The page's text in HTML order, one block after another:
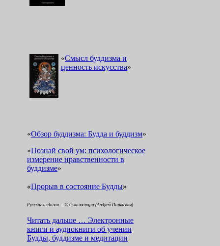
«Смысл буддизма и
ценность искусства»
«Обзор буддизма: Будда и буддизм»
«Познай свой ум: психологическое
измерение нравственности в
буддизме»
«Прорыв в состояние Будды»
Русские издания — © Суваннавира (Андрей Пашкевич)
Читать дальше … Электронные
книги и аудиокниги об учении
Будды, буддизме и медитации